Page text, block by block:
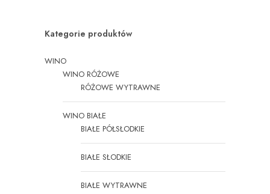
Kategorie produktów
WINO
WINO RÓŻOWE
RÓŻOWE WYTRAWNE
WINO BIAŁE
BIAŁE PÓŁSŁODKIE
BIAŁE SŁODKIE
BIAŁE WYTRAWNE